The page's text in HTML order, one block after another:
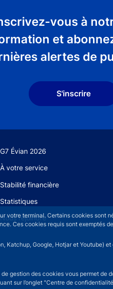
votre terminal. Certains cookies sont
Ces cookies requis sont exemptés
Katchup, Google, Hotjar et Youtube)
gestion des cookies vous permet de
sur l’onglet "Centre de
vous à
et
alertes de
S'inscrire
G7 Évian 2026
À votre service
Stabilité financière
Statistiques
Nous rejoindre